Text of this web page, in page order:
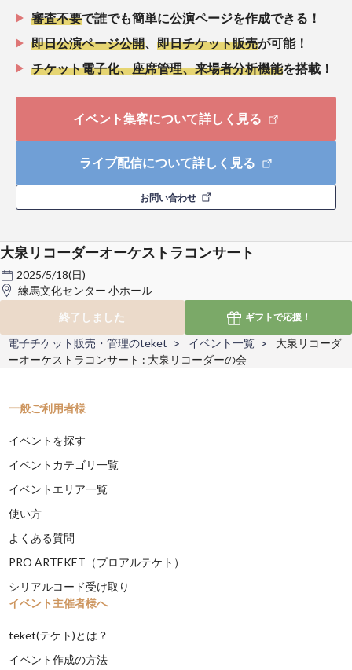
審査不要で誰でも簡単に公演ページを作成できる！
即日公演ページ公開
即日チケット販売が可能！
チケット電子化、座席管理、来場者分析機能を搭載！
イベント集客について詳しく見る
ライブ配信について詳しく見る
お問い合わせ
大泉リコーダーオーケストラコンサート
2025/5/18(日)
練馬文化センター 小ホール
終了しました
ギフトで応援！
電子チケット販売・管理のteket イベント一覧
大泉リコーダ
ーオーケストラコンサート : 大泉リコーダーの会
一般ご利用者様
イベントを探す
イベントカテゴリ一覧
イベントエリア一覧
使い方
よくある質問
PRO ARTEKET（プロアルテケト）
シリアルコード受け取り
イベント主催者様へ
teket(テケト)とは？
イベント作成の方法